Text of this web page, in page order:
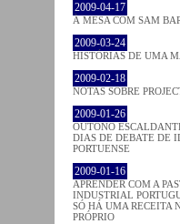
2009-04-17
À MESA COM SAM
2009-03-24
HISTÓRIAS DE UMA
2009-02-18
NOTAS SOBRE
2009-01-26
OUTONO
DIAS DE DEBATE DE
PORTUENSE
2009-01-16
APRENDER COM A
INDUSTRIAL
SÓ HÁ UMA RECEITA
PRÓPRIO